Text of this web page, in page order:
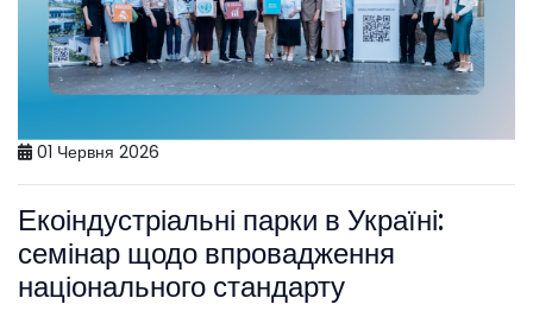
01 Червня 2026
Екоіндустріальні парки в Україні:
семінар щодо впровадження
національного стандарту